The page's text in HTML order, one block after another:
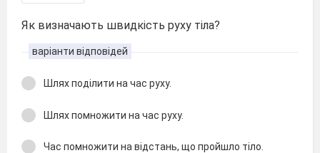
Як визначають швидкість руху тіла?
варіанти відповідей
Шлях поділити на час руху.
Шлях помножити на час руху.
Час помножити на відстань, що пройшло тіло.